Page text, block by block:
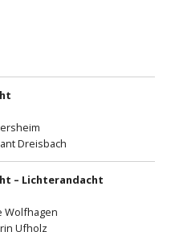
Dreisbach
– Lichterandacht
Wolfhagen
Ufholz